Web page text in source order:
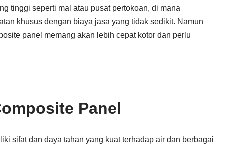
tinggi seperti mal atau pusat pertokoan, di mana
khusus dengan biaya jasa yang tidak sedikit. Namun
panel memang akan lebih cepat kotor dan perlu
Panel
sifat dan daya tahan yang kuat terhadap air dan berbagai